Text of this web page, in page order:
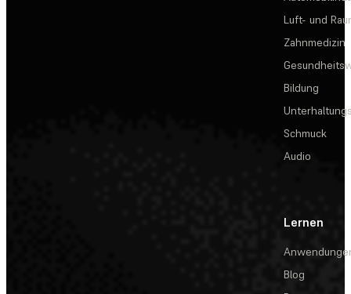
Luft- und
Zahnmedizin
Bildung
Schmuck
Audio
Lernen
Blog